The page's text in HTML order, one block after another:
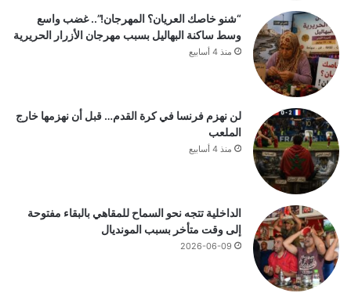
“شنو خاصك العريان؟ المهرجان!”.. غضب واسع
وسط ساكنة البهاليل بسبب مهرجان الأزرار الحريرية
منذ 4 أسابيع
لن نهزم فرنسا في كرة القدم… قبل أن نهزمها خارج
الملعب
منذ 4 أسابيع
الداخلية تتجه نحو السماح للمقاهي بالبقاء مفتوحة
إلى وقت متأخر بسبب المونديال
2026-06-09